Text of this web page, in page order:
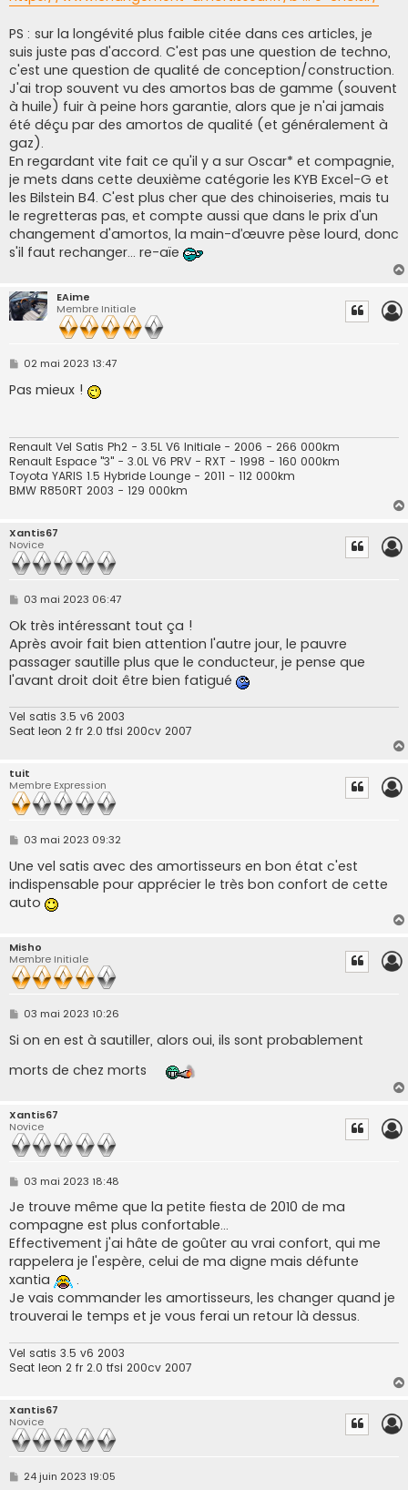
PS : sur la longévité plus faible citée dans ces articles, je
suis juste pas d'accord. C'est pas une question de techno,
c'est une question de qualité de conception/construction.
J'ai trop souvent vu des amortos bas de gamme (souvent
à huile) fuir à peine hors garantie, alors que je n'ai jamais
été déçu par des amortos de qualité (et généralement à
gaz).
En regardant vite fait ce qu'il y a sur Oscar* et compagnie,
je mets dans cette deuxième catégorie les KYB Excel-G et
les Bilstein B4. C'est plus cher que des chinoiseries, mais tu
le regretteras pas, et compte aussi que dans le prix d'un
changement d'amortos, la main-d’œuvre pèse lourd, donc
s'il faut rechanger... re-aïe
EAime
Membre Initiale
M
s
s
e
02 mai 2023 13:47
Pas mieux !
Renault Vel Satis Ph2 - 3.5L V6 Initiale - 2006 - 266 000km
Renault Espace "3" - 3.0L V6 PRV - RXT - 1998 - 160 000km
Toyota YARIS 1.5 Hybride Lounge - 2011 - 112 000km
BMW R850RT 2003 - 129 000km
Xantis67
Novice
M
s
s
a
g
e
03 mai 2023 06:47
Ok très intéressant tout ça !
Après avoir fait bien attention l'autre jour, le pauvre
passager sautille plus que le conducteur, je pense que
l'avant droit doit être bien fatigué
Vel satis 3.5 v6 2003
Seat leon 2 fr 2.0 tfsi 200cv 2007
tuit
Membre Expression
M
s
s
a
g
e
03 mai 2023 09:32
Une vel satis avec des amortisseurs en bon état c'est
indispensable pour apprécier le très bon confort de cette
auto
Misho
Membre Initiale
M
s
s
g
03 mai 2023 10:26
Si on en est à sautiller, alors oui, ils sont probablement
morts de chez morts
Xantis67
Novice
M
s
s
a
g
e
03 mai 2023 18:48
Je trouve même que la petite fiesta de 2010 de ma
compagne est plus confortable...
Effectivement j'ai hâte de goûter au vrai confort, qui me
rappelera je l'espère, celui de ma digne mais défunte
xantia
.
Je vais commander les amortisseurs, les changer quand je
trouverai le temps et je vous ferai un retour là dessus.
Vel satis 3.5 v6 2003
Seat leon 2 fr 2.0 tfsi 200cv 2007
Xantis67
Novice
M
24 juin 2023 19:05